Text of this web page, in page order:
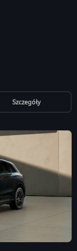
Szczegóły